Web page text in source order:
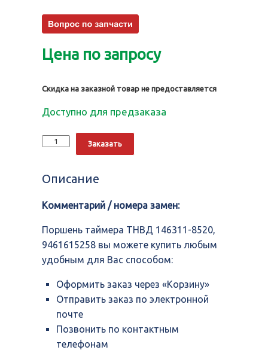
Цена по запросу
Скидка на заказной товар не предоставляется
Доступно для предзаказа
Количество
Поршень
146311-
9461615258
Заказать
Описание
Комментарий / номера замен:
Поршень таймера ТНВД 146311-8520,
9461615258 вы можете купить любым
удобным для Вас способом:
Оформить заказ через «Корзину»
Отправить заказ по электронной
почте
Позвонить по контактным
телефонам